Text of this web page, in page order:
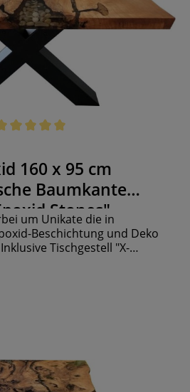
160 x 95 cm
Baumkante
Stones"
um Unikate die in
Beschichtung und Deko
Tischgestell "X-
setzen sie sich bezüglich
vorher mit uns in
Kanten des Tisches in
Durch den natürlichen
Ihrem Lokal einen
Die schwarzen